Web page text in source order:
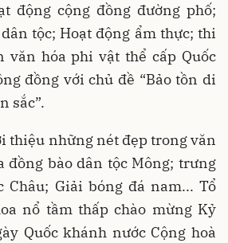
động cộng đồng đường phố;
tộc; Hoạt động ẩm thực; thi
hóa phi vật thể cấp Quốc
đồng với chủ đề “Bảo tồn di
sắc”.
thiệu những nét đẹp trong văn
đồng bào dân tộc Mông; trưng
Châu; Giải bóng đá nam... Tổ
nổ tầm thấp chào mừng Kỷ
Quốc khánh nước Cộng hoà